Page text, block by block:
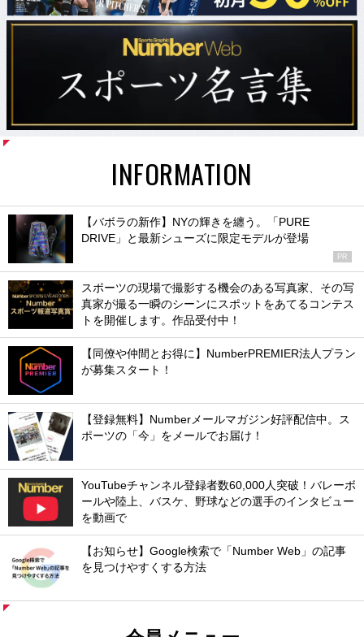
INFORMATION
【バボラの新作】NYの輝きを纏う。「PURE
DRIVE」と最新シューズに限定モデルが登場
PR
スポーツの現場で撮影する機会のある写真家、その写
真家が撮る一瞬のシーンにスポットをあてるコンテス
トを開催します。作品受付中！
【同僚や仲間とお得に】NumberPREMIER法人プラン
が募集スタート！
【登録無料】Numberメールマガジン好評配信中。ス
ポーツの「今」をメールでお届け！
YouTubeチャンネル登録者数60,000人突破！バレーボ
ールや陸上、バスケ、野球などの選手のインタビュー
を動画で
【お知らせ】Google検索で「Number Web」の記事
を見つけやすくする方法